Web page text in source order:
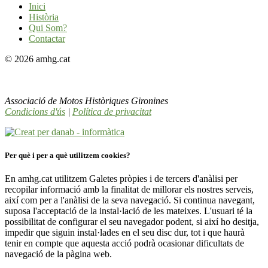
Inici
Història
Qui Som?
Contactar
© 2026 amhg.cat
Associació de Motos Històriques Gironines
Condicions d'ús | Política de privacitat
Per què i per a què utilitzem cookies?
En amhg.cat utilitzem Galetes pròpies i de tercers d'anàlisi per
recopilar informació amb la finalitat de millorar els nostres serveis,
així com per a l'anàlisi de la seva navegació. Si continua navegant,
suposa l'acceptació de la instal·lació de les mateixes. L'usuari té la
possibilitat de configurar el seu navegador podent, si així ho desitja,
impedir que siguin instal·lades en el seu disc dur, tot i que haurà
tenir en compte que aquesta acció podrà ocasionar dificultats de
navegació de la pàgina web.